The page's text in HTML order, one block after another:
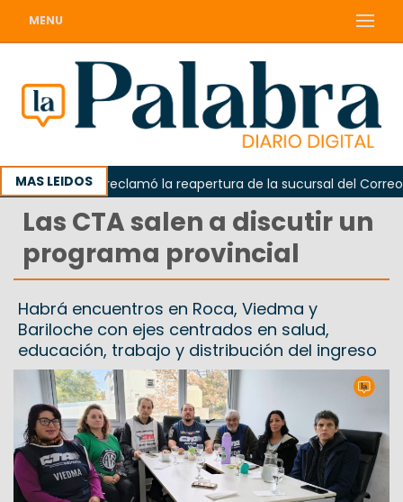
MENU
MAS LEIDOS
Odarda reclamó la reapertura de la sucursal del Correo
Las CTA salen a discutir un
programa provincial
Habrá encuentros en Roca, Viedma y
Bariloche con ejes centrados en salud,
educación, trabajo y distribución del ingreso